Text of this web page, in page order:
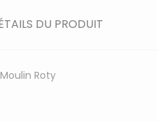
DU PRODUIT
Roty